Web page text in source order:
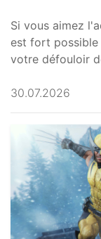
Si vous aimez
est fort possible
votre défouloir
30.07.2026